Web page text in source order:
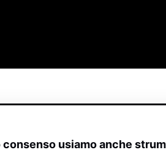
usiamo anche